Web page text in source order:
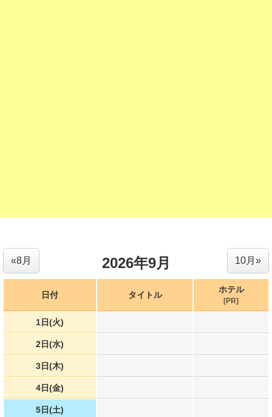
2026年9月 10月»
«8月
日付 タイトル
ホテル
[PR]
1日(火)
2日(水)
3日(木)
4日(金)
5日(土)